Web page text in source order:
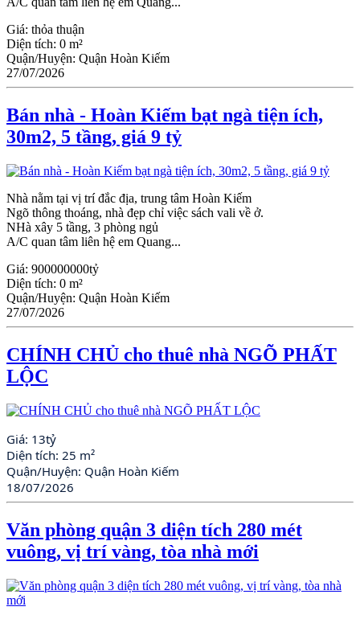
Giá: thỏa thuận
Diện tích: 0 m²
Quận/Huyện: Quận Hoàn Kiếm
27/07/2026
Bán nhà - Hoàn Kiếm bạt ngà tiện ích,
30m2, 5 tầng, giá 9 tỷ
Nhà nằm tại vị trí đắc địa, trung tâm Hoàn Kiếm
Ngõ thông thoáng, nhà đẹp chỉ việc sách vali về ở.
NHà xây 5 tầng, 3 phòng ngủ
A/C quan tâm liên hệ em Quang...
Giá: 900000000tỷ
Diện tích: 0 m²
Quận/Huyện: Quận Hoàn Kiếm
27/07/2026
CHÍNH CHỦ cho thuê nhà NGÕ PHẤT
LỘC
Giá: 13tỷ
Diện tích: 25 m²
Quận/Huyện: Quận Hoàn Kiếm
18/07/2026
Văn phòng quận 3 diện tích 280 mét
vuông, vị trí vàng, tòa nhà mới